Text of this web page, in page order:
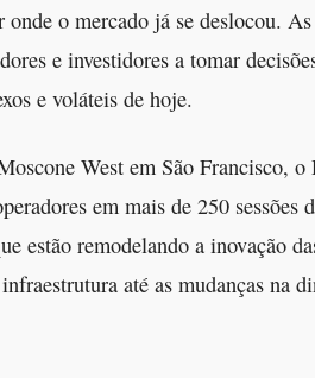
o mercado já se deslocou.
e investidores a tomar
e voláteis de hoje.
West em São Francisco,
em mais de 250 sessões
estão remodelando a inovação
até as mudanças na